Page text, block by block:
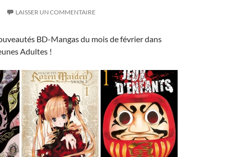
LAISSER UN COMMENTAIRE
BD-Mangas du mois de février dans
Adultes !